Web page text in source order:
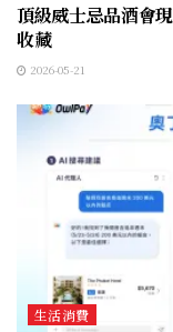
頂級威士忌品酒會
收藏
2026-05-21
生活消費